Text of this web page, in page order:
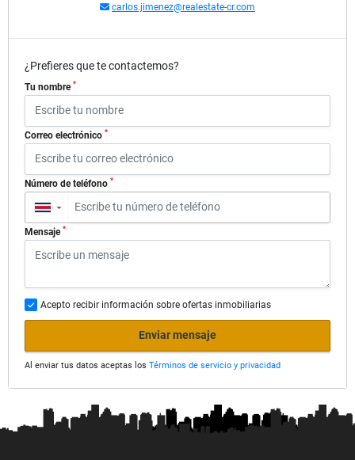
carlos.jimenez@realestate-cr.com
¿Prefieres que te contactemos?
Tu nombre *
Correo electrónico *
Número de teléfono *
▼
Mensaje *
Acepto recibir información sobre ofertas inmobiliarias
Enviar mensaje
Al enviar tus datos aceptas los Términos de servicio y privacidad